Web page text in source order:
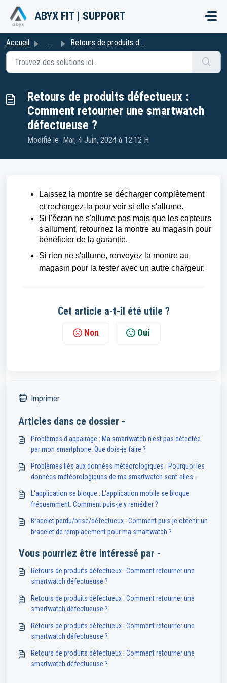
Passer au contenu principal
ABYX FIT | SUPPORT
Accueil ... Retours de produits défectueux : Comment retourner une sm...
Retours de produits défectueux :
Comment retourner une smartwatch
défectueuse ?
Modifié le Mar, 4 Juin, 2024 à 12:12 H
Laissez la montre se décharger complètement
et rechargez-la pour voir si elle s'allume.
Si l'écran ne s'allume pas mais que les capteurs
s'allument, retournez la montre au magasin pour
bénéficier de la garantie.
Si rien ne s'allume, renvoyez la montre au
magasin pour la tester avec un autre chargeur.
Cet article a-t-il été utile ?
Non Oui
Imprimer
Articles dans ce dossier -
Problèmes d'appairage : Ma smartwatch n'est pas détectée
par mon smartphone. Que dois-je faire ?
Problèmes liés aux données météorologiques : Pourquoi les
données météorologiques de ma smartwatch sont-elles
L'application se bloque : L'application mobile se bloque
fréquemment. Comment puis-je y remédier ?
Bracelet perdu/brisé/défectueux : Comment puis-je obtenir un
bracelet de remplacement pour ma smartwatch ?
Vous pourriez être intéressé par -
Retours de produits défectueux : Comment retourner une
smartwatch défectueuse ?
Retours de produits défectueux : Comment retourner une
smartwatch défectueuse ?
Retours de produits défectueux : Comment retourner une
smartwatch défectueuse ?
Retours de produits défectueux : Comment retourner une
smartwatch défectueuse ?